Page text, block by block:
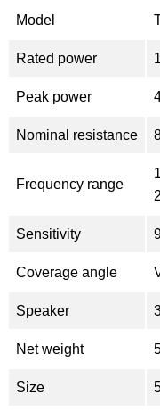
Model
Rated power
Peak power
Nominal resistance
Frequency range
Sensitivity
Coverage angle
Speaker
Net weight
Size